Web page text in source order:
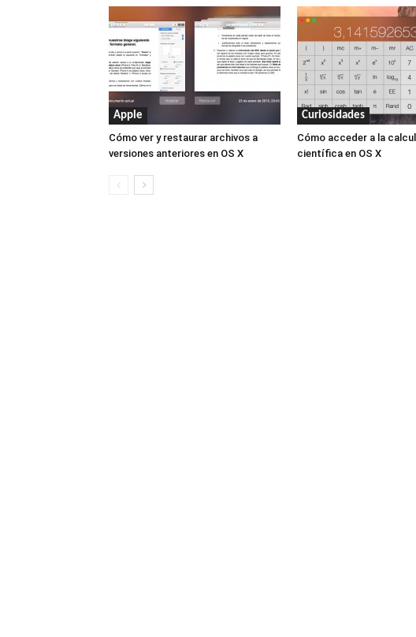
Apple
Cómo ver y restaurar archivos a
versiones anteriores en OS X
Curiosidades
Cómo acceder a la
científica en OS X